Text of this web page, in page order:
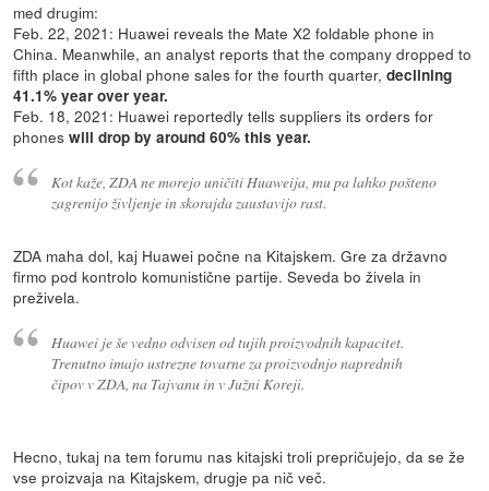
med drugim:
Feb. 22, 2021: Huawei reveals the Mate X2 foldable phone in
China. Meanwhile, an analyst reports that the company dropped to
fifth place in global phone sales for the fourth quarter,declining
41.1% year over year.
Feb. 18, 2021: Huawei reportedly tells suppliers its orders for
phoneswill drop by around 60% this year.
Kot kaže, ZDA ne morejo uničiti Huaweija, mu pa lahko pošteno
zagrenijo življenje in skorajda zaustavijo rast.
ZDA maha dol, kaj Huawei počne na Kitajskem. Gre za državno
firmo pod kontrolo komunistične partije. Seveda bo živela in
preživela.
Huawei je še vedno odvisen od tujih proizvodnih kapacitet.
Trenutno imajo ustrezne tovarne za proizvodnjo naprednih
čipov v ZDA, na Tajvanu in v Južni Koreji.
Hecno, tukaj na tem forumu nas kitajski troli prepričujejo, da se že
vse proizvaja na Kitajskem, drugje pa nič več.